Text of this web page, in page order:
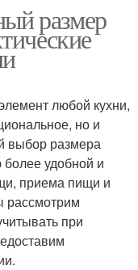
размер
любой кухни,
но и
выбор размера
удобной и
приема пищи и
рассмотрим
при